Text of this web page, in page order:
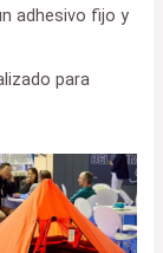
adhesivo fijo y
para